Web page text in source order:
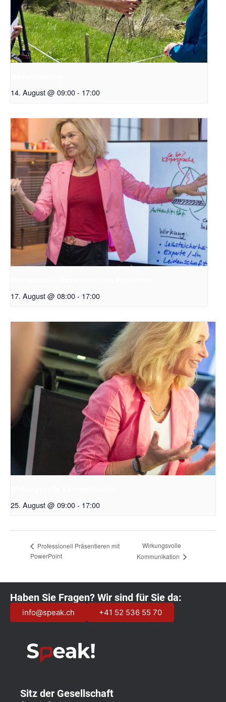
14. August @ 09:00- 17:00
17. August @ 08:00- 17:00
25. August @ 09:00- 17:00
Professionell Präsentieren mit
PowerPoint
Wirkungsvolle
Kommunikation
Haben Sie Fragen? Wir sind für Sie da:
info@speak.ch +41 52 536 55 70
Sitz der Gesellschaft